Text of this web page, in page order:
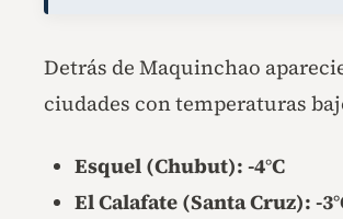
Detrás de Maquinchao
ciudades con temperaturas
Esquel (Chubut): -4°C
El Calafate (Santa Cruz): -